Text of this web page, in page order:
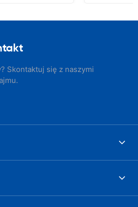
Skontaktuj się z naszymi